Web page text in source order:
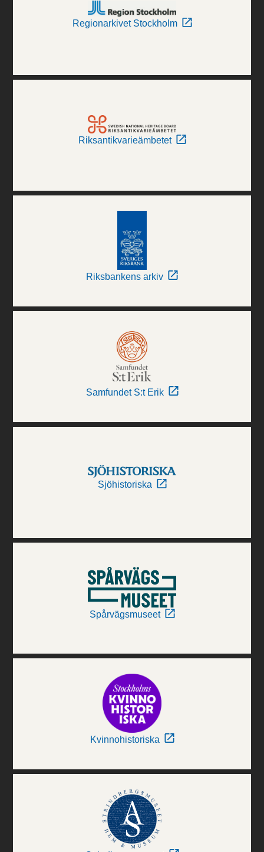
Regionarkivet Stockholm
Riksantikvarieämbetet
Riksbankens arkiv
Samfundet S:t Erik
Sjöhistoriska
Spårvägsmuseet
Kvinnohistoriska